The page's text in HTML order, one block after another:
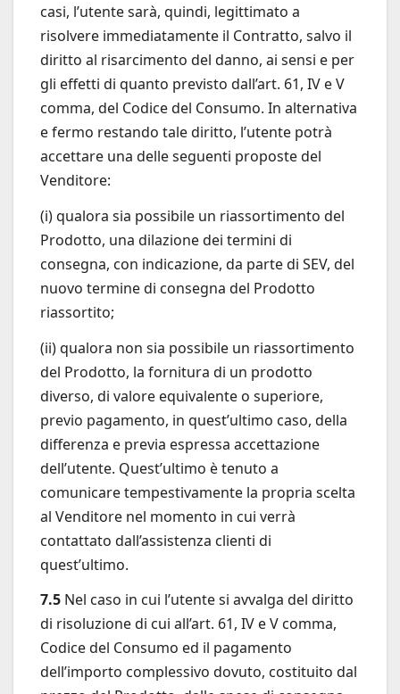
casi, l’utente sarà, quindi, legittimato a
risolvere immediatamente il Contratto, salvo il
diritto al risarcimento del danno, ai sensi e per
gli effetti di quanto previsto dall’art. 61, IV e V
comma, del Codice del Consumo. In alternativa
e fermo restando tale diritto, l’utente potrà
accettare una delle seguenti proposte del
Venditore:
(i) qualora sia possibile un riassortimento del
Prodotto, una dilazione dei termini di
consegna, con indicazione, da parte di SEV, del
nuovo termine di consegna del Prodotto
riassortito;
(ii) qualora non sia possibile un riassortimento
del Prodotto, la fornitura di un prodotto
diverso, di valore equivalente o superiore,
previo pagamento, in quest’ultimo caso, della
differenza e previa espressa accettazione
dell’utente. Quest’ultimo è tenuto a
comunicare tempestivamente la propria scelta
al Venditore nel momento in cui verrà
contattato dall’assistenza clienti di
quest’ultimo.
7.5 Nel caso in cui l’utente si avvalga del diritto
di risoluzione di cui all’art. 61, IV e V comma,
Codice del Consumo ed il pagamento
dell’importo complessivo dovuto, costituito dal